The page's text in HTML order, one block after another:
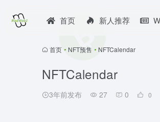
首页 新人推荐
首页 • NFT预售 • NFTCalendar
NFTCalendar
3年前发布 27 0 0